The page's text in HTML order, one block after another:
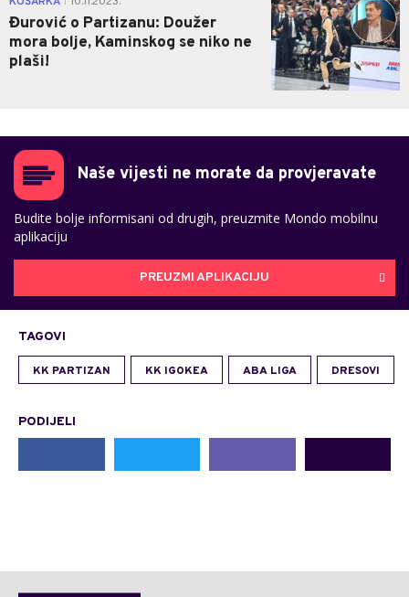
Đurović o Partizanu: Doužer
mora bolje, Kaminskog se niko ne
plaši!
Naše vijesti ne morate da provjeravate
Budite bolje informisani od drugih, preuzmite Mondo mobilnu
aplikaciju
PREUZMI APLIKACIJU
TAGOVI
KK PARTIZAN KK IGOKEA ABA LIGA DRESOVI
PODIJELI